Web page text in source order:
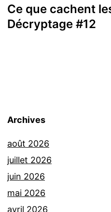
Ce que cachent
Décryptage #12
Archives
août 2026
juillet 2026
juin 2026
mai 2026
avril 2026